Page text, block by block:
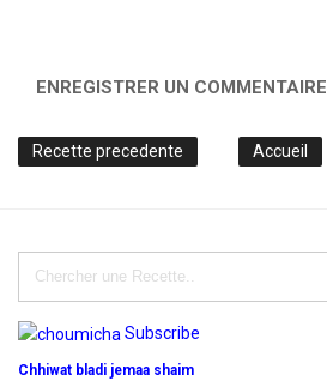
ENREGISTRER UN COMMENTAIRE
Recette precedente Accueil
Subscribe
Chhiwat bladi jemaa shaim